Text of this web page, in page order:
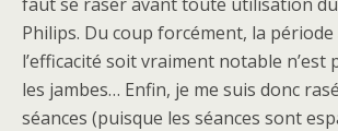
Philips. Du coup forcément, la
l’efficacité soit vraiment notable n’est
les jambes… Enfin, je me suis donc
séances (puisque les séances sont